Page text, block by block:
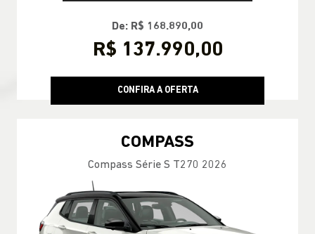
De: R$ 168.890,00
R$ 137.990,00
CONFIRA A OFERTA
COMPASS
Compass Série S T270 2026